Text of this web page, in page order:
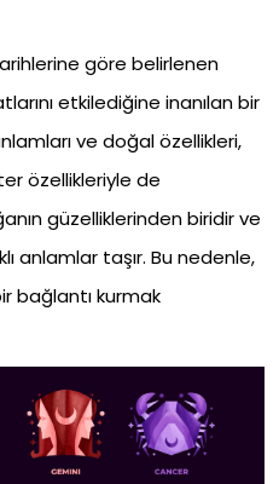
göre belirlenen
etkilediğine inanılan bir
ve doğal özellikleri,
özellikleriyle de
güzelliklerinden biridir ve
anlamlar taşır. Bu nedenle,
bağlantı kurmak